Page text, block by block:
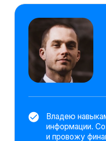
Выбрал из массива данных
корректные значения и
работу по созданию
Воссоздал наиболее
пример для представления
информации о статусе
в магазинах
Дополнительные навыки
Power BI
Excel
Google Sheets
Power